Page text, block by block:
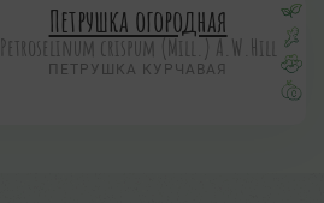
Петрушка огородная
Petroselinum crispum (Mill.) A.W.Hill
ПЕТРУШКА КУРЧАВАЯ